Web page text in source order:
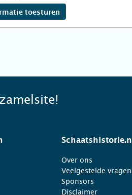
toesturen
Schaatshistorie.nl
Over ons
Veelgestelde vragen
Sponsors
Disclaimer